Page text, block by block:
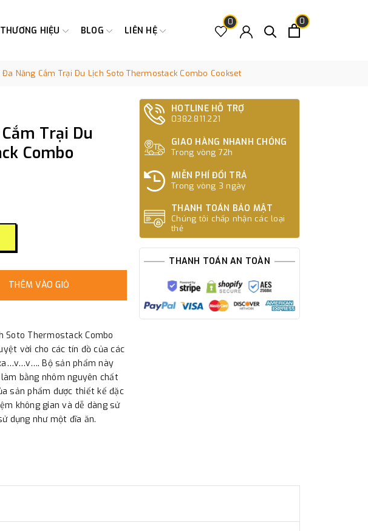
THƯƠNG HIỆU BLOG LIÊN HỆ
0 0
Năng Cắm Trại Du Lịch Soto Thermostack Combo Cookset
Trại Du
Combo
THÊM VÀO GIỎ
Soto Thermostack Combo
vời cho các tín đồ của các
Bộ sản phẩm này
bằng nhôm nguyên chất
sản phẩm được thiết kế đặc
không gian và dễ dàng sử
dụng như một đĩa ăn.
HOTLINE HỖ TRỢ
0382.811.221
GIAO HÀNG NHANH CHÓNG
Trong vòng 72h
MIỄN PHÍ ĐỔI TRẢ
Trong vòng 3 ngày
THANH TOÁN BẢO MẬT
Chúng tôi chấp nhận các loại
thẻ
THANH TOÁN AN TOÀN